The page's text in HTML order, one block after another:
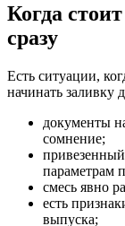
Когда
сразу
Есть ситуации,
начинать заливку
документы
сомнение;
привезенный
параметрам
смесь явно
есть
выпуска;